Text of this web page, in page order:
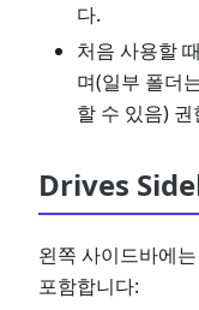
다.
처음 사용할
며(일부 폴더
할 수 있음)
Drives
왼쪽 사이드바에
포함합니다: